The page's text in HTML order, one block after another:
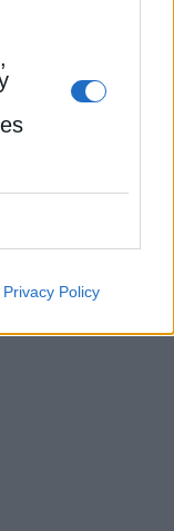
Privacy Policy
στον